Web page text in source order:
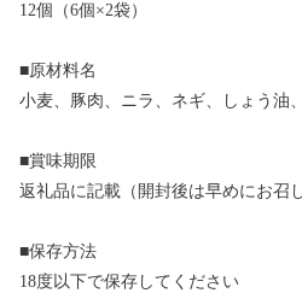
12個（6個×2袋）
■原材料名
小麦、豚肉、ニラ、ネギ、しょう油
■賞味期限
返礼品に記載（開封後は早めにお召
■保存方法
18度以下で保存してください